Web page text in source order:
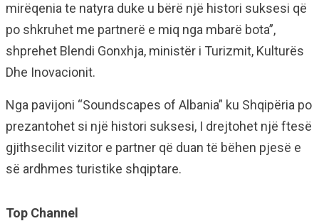
mirëqenia te natyra duke u bërë një histori suksesi që
po shkruhet me partnerë e miq nga mbarë bota”,
shprehet Blendi Gonxhja, ministër i Turizmit, Kulturës
Dhe Inovacionit.
Nga pavijoni “Soundscapes of Albania” ku Shqipëria po
prezantohet si një histori suksesi, I drejtohet një ftesë
gjithsecilit vizitor e partner që duan të bëhen pjesë e
së ardhmes turistike shqiptare.
Top Channel